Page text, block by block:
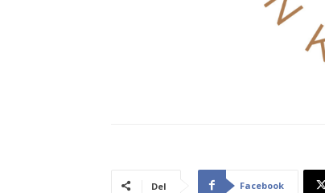
Del Facebook